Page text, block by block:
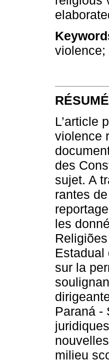
violence;
RÉSUMÉ
L’article
violence
des
sujet. A
rantes
les
Estadual
sur la
Paraná -
milieu